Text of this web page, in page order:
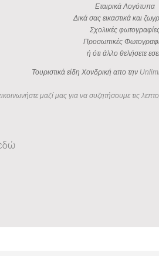
Εταιρικά Λογότυπα
Δικά σας εικαστικά και
Σχολικές
Προσωπικές
ή ότι άλλο θελήσετε
Τουριστικά είδη Χονδρική απο την
μαζί μας για να συζητήσουμε τις